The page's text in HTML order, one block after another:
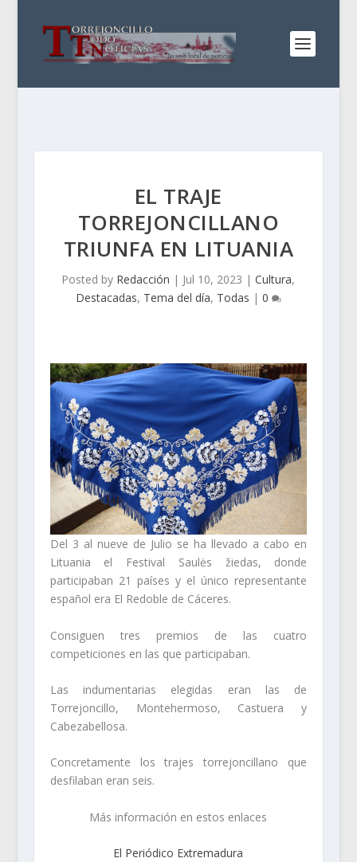
EL TRAJE
TORREJONCILLANO
TRIUNFA EN LITUANIA
Posted by Redacción | Jul 10, 2023 |Cultura,
Destacadas, Tema del día, Todas | 0
Del 3 al nueve de Julio se ha llevado a cabo en
Lituania el Festival Saulės žiedas, donde
participaban 21 países y el único representante
español era El Redoble de Cáceres.
Consiguen tres premios de las cuatro
competiciones en las que participaban.
Las indumentarias elegidas eran las de
Torrejoncillo, Montehermoso, Castuera y
Cabezabellosa.
Concretamente los trajes torrejoncillano que
desfilaban eran seis.
Más información en estos enlaces
El Periódico Extremadura